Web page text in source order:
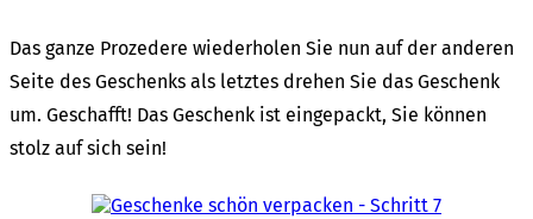
Das ganze Proze­de­re wieder­ho­len Sie nun auf der ande­ren
Seite des Geschenks als letz­tes drehen Sie das Geschenk
um. Geschafft! Das Geschenk ist einge­packt, Sie können
stolz auf sich sein!